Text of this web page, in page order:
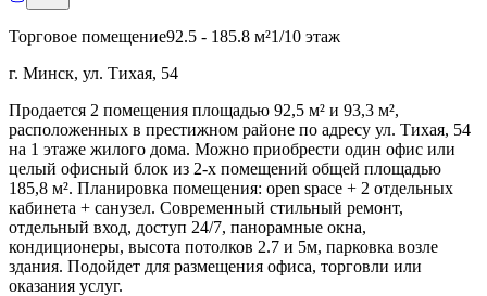
Торговое помещение92.5 - 185.8 м²1/10 этаж
г. Минск, ул. Тихая, 54
Продается 2 помещения площадью 92,5 м² и 93,3 м²,
расположенных в престижном районе по адресу ул. Тихая, 54
на 1 этаже жилого дома. Можно приобрести один офис или
целый офисный блок из 2-х помещений общей площадью
185,8 м². Планировка помещения: open space + 2 отдельных
кабинета + санузел. Современный стильный ремонт,
отдельный вход, доступ 24/7, панорамные окна,
кондиционеры, высота потолков 2.7 и 5м, парковка возле
здания. Подойдет для размещения офиса, торговли или
оказания услуг.